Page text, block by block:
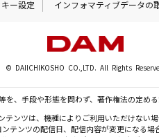
キー設定 インフォマティブデータの
© DAIICHIKOSHO CO.,LTD. All Rights
、手段や形態を問わず、著作権法の定め
テンツは、機種によりご利用いただけない場
テンツの配信日、配信内容が変更になる場